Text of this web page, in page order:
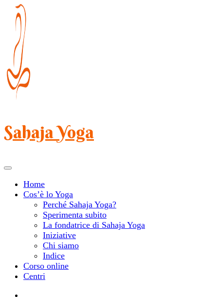
Salta
contenuto
(premi
Invio)
Sahaja Yoga
Home
Cos’è lo Yoga
Perché Sahaja Yoga?
Sperimenta subito
La fondatrice di Sahaja Yoga
Iniziative
Chi siamo
Indice
Corso online
Centri